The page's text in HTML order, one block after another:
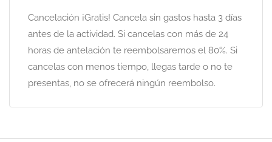
Cancelación ¡Gratis! Cancela sin gastos hasta 3 días
antes de la actividad. Si cancelas con más de 24
horas de antelación te reembolsaremos el 80%. Si
cancelas con menos tiempo, llegas tarde o no te
presentas, no se ofrecerá ningún reembolso.